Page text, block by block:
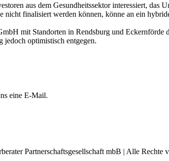
aus dem Gesundheitssektor interessiert,
nicht finalisiert werden können, könne an ein
mit Standorten in Rendsburg und
jedoch optimistisch entgegen.
eine E-Mail.
Partnerschaftsgesellschaft mbB | Alle Rechte